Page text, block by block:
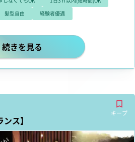
髪型自由 経験者優遇
いつでも稼げる！昼13:00から営
続きを見る
キープ
ス】